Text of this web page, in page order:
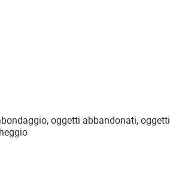
oggetti abbandonati, oggetti